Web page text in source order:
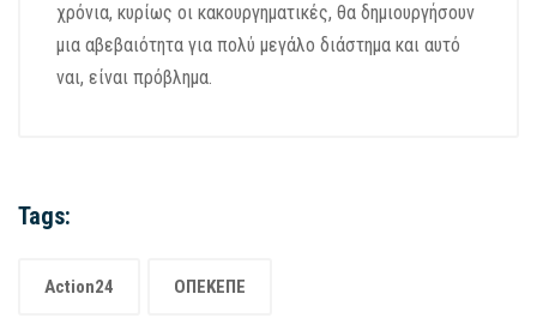
χρόνια, κυρίως οι κακουργηματικές, θα δημιουργήσουν
μια αβεβαιότητα για πολύ μεγάλο διάστημα και αυτό
ναι, είναι πρόβλημα.
Tags:
Action24 ΟΠΕΚΕΠΕ